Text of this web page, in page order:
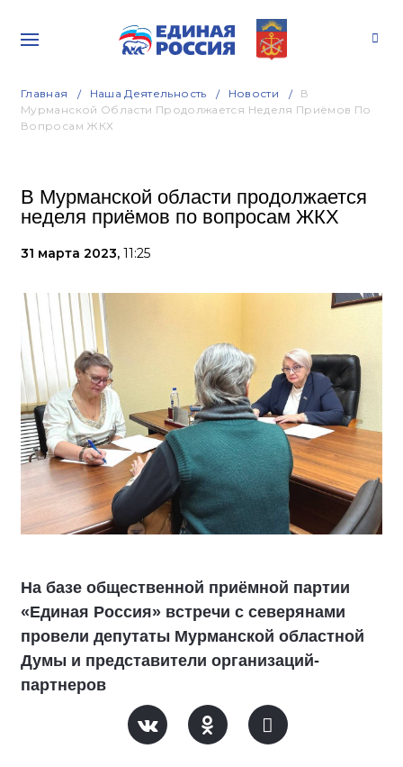
Главная Наша Деятельность Новости
В
Мурманской Области Продолжается Неделя Приёмов По
Вопросам ЖКХ
В Мурманской области продолжается
неделя приёмов по вопросам ЖКХ
31 марта 2023, 11:25
На базе общественной приёмной партии
«Единая Россия» встречи с северянами
провели депутаты Мурманской областной
Думы и представители организаций-
партнеров